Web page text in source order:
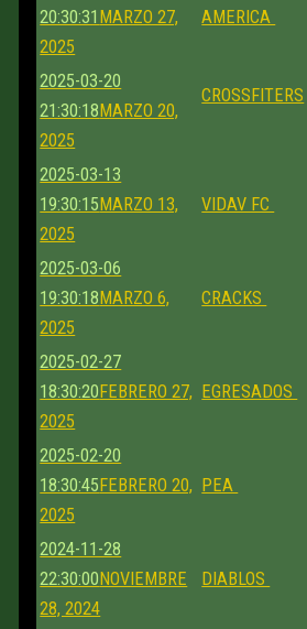
20:30:31 MARZO 27,
2025
AMERICA
2025-03-20
21:30:18 MARZO 20,
2025
CROSSFITERS
2025-03-13
19:30:15 MARZO 13,
2025
VIDAV FC
2025-03-06
19:30:18 MARZO 6,
2025
CRACKS
2025-02-27
18:30:20 FEBRERO 27,
2025
EGRESADOS
2025-02-20
18:30:45 FEBRERO 20,
2025
PEA
2024-11-28
22:30:00 NOVIEMBRE
28, 2024
DIABLOS